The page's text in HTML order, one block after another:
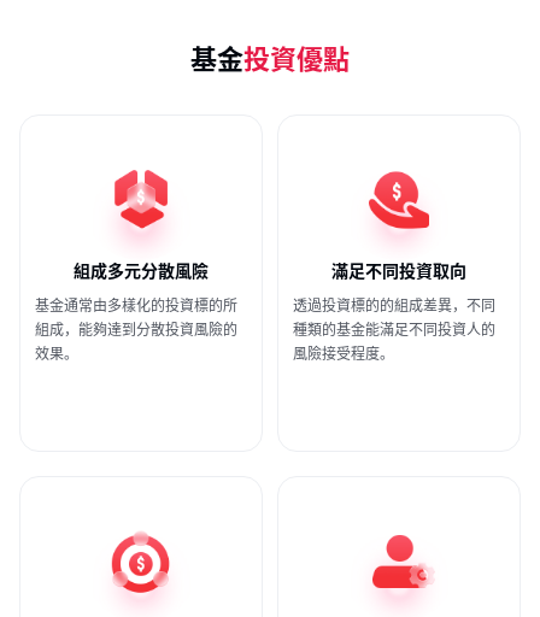
基金投資優點
組成多元分散風險
基金通常由多樣化的投資標的所
組成，能夠達到分散投資風險的
效果。
滿足不同投資取向
透過投資標的的組成差異，不同
種類的基金能滿足不同投資人的
風險接受程度。